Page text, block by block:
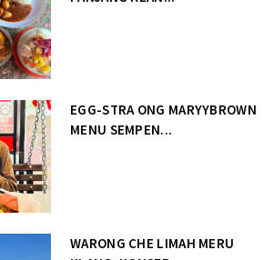
EGG-STRA ONG MARYYBROWN
MENU SEMPEN...
WARONG CHE LIMAH MERU